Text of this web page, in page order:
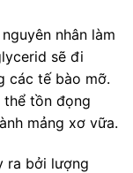
nhân làm
sẽ đi
các tế bào mỡ.
thể tồn đọng
mảng xơ vữa.
ra bởi lượng